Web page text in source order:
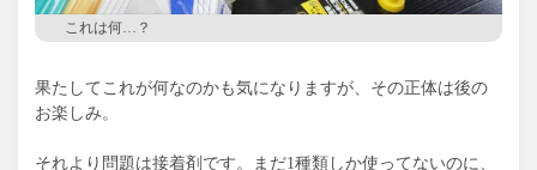
これは何…？
果たしてこれが何なのかも気になりますが、その正体は後の
お楽しみ。
それより問題は接着剤です。まだ1種類しか使ってないのに、